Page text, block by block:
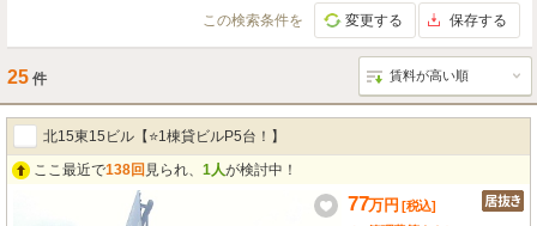
この検索条件を 変更する 保存する
25 件
北15東15ビル【⭐1棟貸ビルP5台！】
ここ最近で138回 見られ、 1人が検討中！
77万円 [税込]